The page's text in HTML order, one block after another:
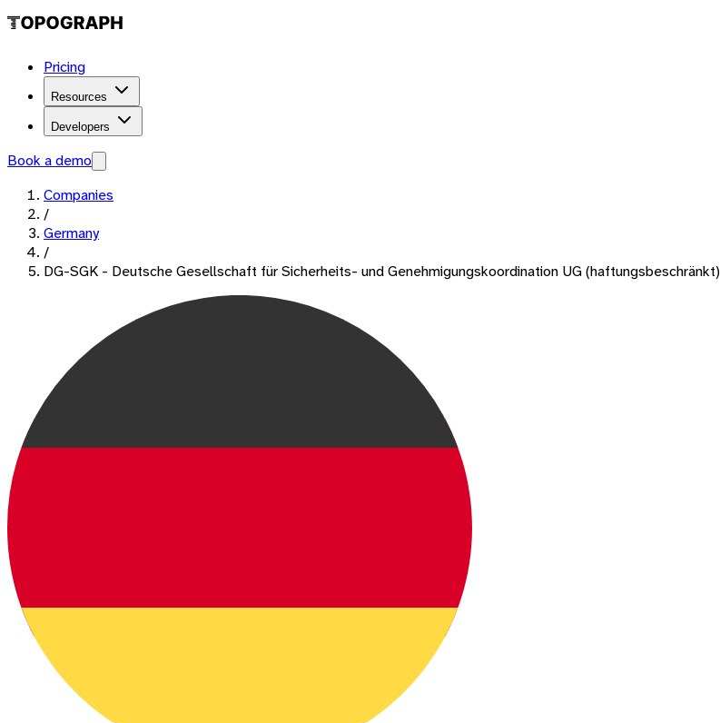
Pricing
Resources
Developers
Book a demo
Companies
/
Germany
/
DG-SGK - Deutsche Gesellschaft für Sicherheits- und Genehmigungskoordination UG (haftungsbeschränkt)